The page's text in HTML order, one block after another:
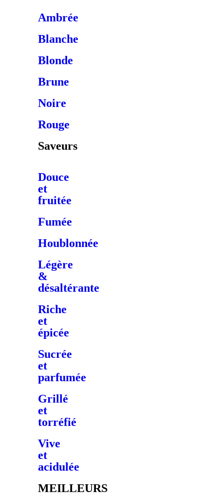
Ambrée
Blanche
Blonde
Brune
Noire
Rouge
Saveurs
Douce
et
fruitée
Fumée
Houblonnée
Légère
&
désaltérante
Riche
et
épicée
Sucrée
et
parfumée
Grillé
et
torréfié
Vive
et
acidulée
MEILLEURS